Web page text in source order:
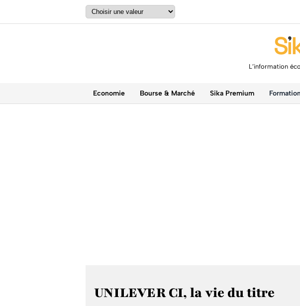
L’information
Economie Bourse & Marché Sika Premium
UNILEVER CI, la vie du titre